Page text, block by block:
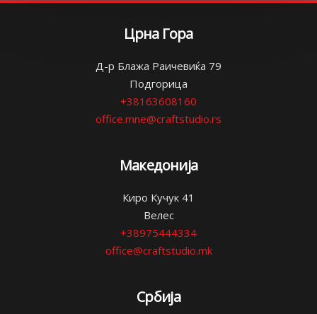
Црна Гора
Д-р Блажа Раичевиќа 79
Подгорица
+38163608160
office.mne@craftstudio.rs
Македонија
Киро Кучук 41
Велес
+38975444334
office@craftstudio.mk
Србија